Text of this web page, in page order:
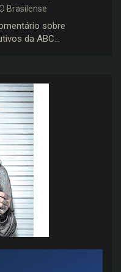
Brasilense
sobre
da ABC…